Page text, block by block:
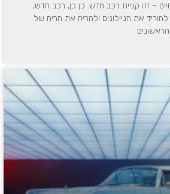
– זה קניית רכב חדש. כן כן, רכב חדש,
2. אין כמו להוריד את הניילונים ולהריח את הריח של